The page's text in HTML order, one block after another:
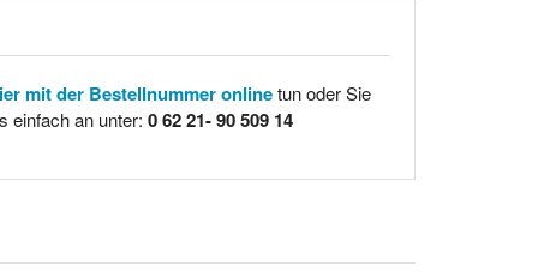
mit der Bestellnummer onlinetun oder Sie
einfach an unter: 0 62 21- 90 509 14